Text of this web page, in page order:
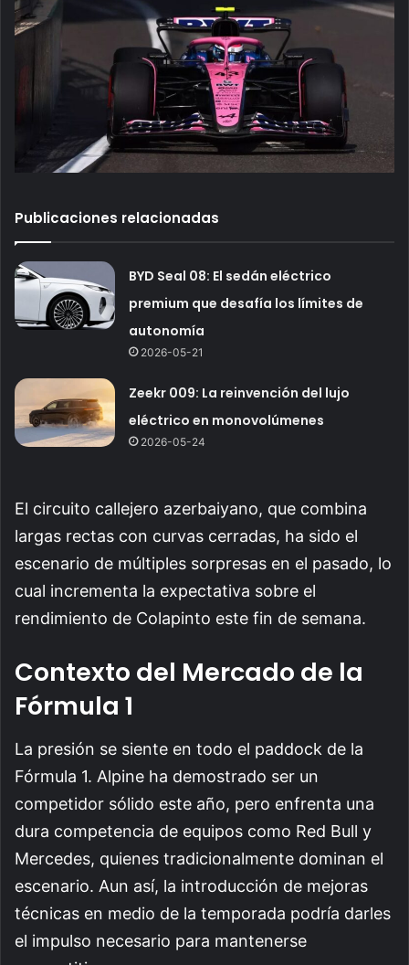
Publicaciones relacionadas
BYD Seal 08: El sedán eléctrico
premium que desafía los límites de
autonomía
2026-05-21
Zeekr 009: La reinvención del lujo
eléctrico en monovolúmenes
2026-05-24
El circuito callejero azerbaiyano, que combina
largas rectas con curvas cerradas, ha sido el
escenario de múltiples sorpresas en el pasado, lo
cual incrementa la expectativa sobre el
rendimiento de Colapinto este fin de semana.
Contexto del Mercado de la
Fórmula 1
La presión se siente en todo el paddock de la
Fórmula 1. Alpine ha demostrado ser un
competidor sólido este año, pero enfrenta una
dura competencia de equipos como Red Bull y
Mercedes, quienes tradicionalmente dominan el
escenario. Aun así, la introducción de mejoras
técnicas en medio de la temporada podría darles
el impulso necesario para mantenerse